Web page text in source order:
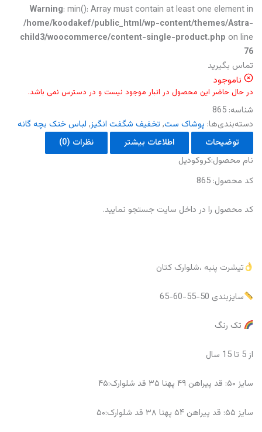
Warning: min(): Array must contain at least one element in
/home/koodakef/public_html/wp-content/themes/Astra-
child3/woocommerce/content-single-product.php on line
76
تماس بگیرید
ناموجود
در حال حاضر این محصول در انبار موجود نیست و در دسترس نمی باشد.
شناسه: 865
دسته‌بندی‌ها: پوشاک ست, تخفیف شگفت انگیز, لباس خنک بچه گانه
توضیحات
اطلاعات بیشتر
نظرات (0)
نام محصول:کروکودیل
کد محصول: 865
کد محصول را در داخل سایت جستجو‌ نمایید.
تیشرت پنبه ،شلوارک کتان
سایزبندی 50-55-60-65
تک رنگ
از 5 تا 15 سال
سایز ۵۰: قد پیراهن ۴۹ پهنا ۳۵ قد شلوارک:۴۵
سایز ۵۵: قد پیراهن ۵۴ پهنا ۳۸ قد شلوارک:۵۰